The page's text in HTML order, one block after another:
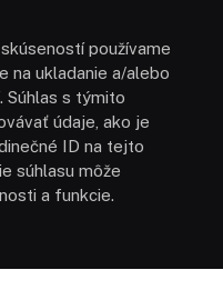
používame
na ukladanie a/alebo
Súhlas s týmito
údaje, ako je
ID na tejto
súhlasu môže
a funkcie.